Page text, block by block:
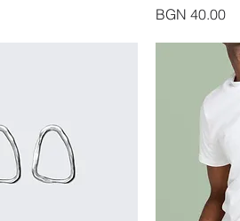
價格
BGN 40.00